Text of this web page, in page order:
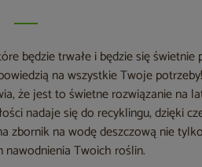
będzie trwałe i będzie się
na wszystkie Twoje
że jest to świetne rozwiązanie na
nadaje się do recyklingu, dzięki
zbornik na wodę deszczową nie
Twoich roślin.